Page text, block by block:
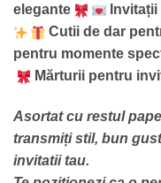
elegante
Cutii de dar
pentru momente
Mărturii pentru
Asortat cu restul
transmiți stil, bun
invitatii tau.